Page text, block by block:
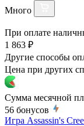
Много
При оплате
1 863 ₽
Другие способы
Цена при других
Сумма месячной
56 бонусов
Игра Assassin's